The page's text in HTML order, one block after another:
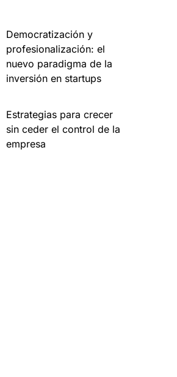
Democratización y
profesionalización: el
nuevo paradigma de la
inversión en startups
Estrategias para crecer
sin ceder el control de la
empresa